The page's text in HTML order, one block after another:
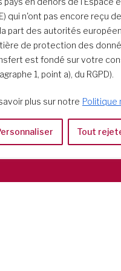
qui n'ont pas encore reçu
part des autorités
de protection des
est fondé sur votre
1, point a), du RGPD).
plus sur notre Politique
Tout